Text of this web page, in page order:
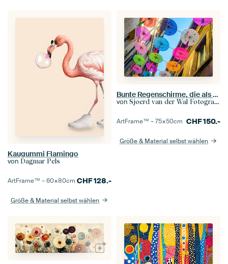
Kaugummi Flamingo
von Dagmar Pels
ArtFrame™ –60×80cm CHF128.-
Größe & Material selbst wählen
Bunte Regenschirme, die als farbenfrohe Dekoration über einer Straße hängen
von Sjoerd van der Wal Fotografie
ArtFrame™ –75×50cm CHF150.-
Größe & Material selbst wählen